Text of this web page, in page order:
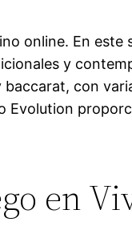
online. En
y
con
Evolution
en